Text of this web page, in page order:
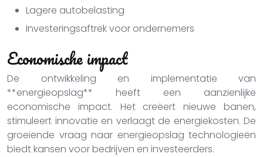
Lagere autobelasting
Investeringsaftrek voor ondernemers
Economische impact
De ontwikkeling en implementatie van
**energieopslag** heeft een aanzienlijke
economische impact. Het creëert nieuwe banen,
stimuleert innovatie en verlaagt de energiekosten. De
groeiende vraag naar energieopslag technologieën
biedt kansen voor bedrijven en investeerders.